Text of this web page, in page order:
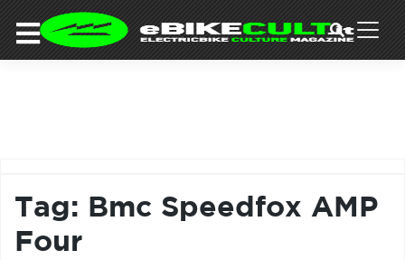
content
×
COMMUNITY
TUTORIAL
STAFF
Tag: Bmc Speedfox AMP
Four